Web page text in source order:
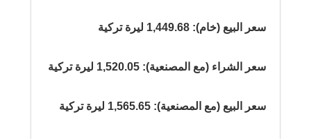
سعر البيع (خام): 1,449.68 ليرة تركية
سعر الشراء (مع المصنعية): 1,520.05 ليرة تركية
سعر البيع (مع المصنعية): 1,565.65 ليرة تركية